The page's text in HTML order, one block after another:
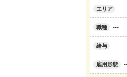
エリア ---
職種 ---
給与 ---
雇用形態